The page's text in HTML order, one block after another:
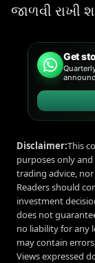
જાળવી રાખી
Get
Disclaimer:This
purposes only
trading advice,
Readers should
investment
does not
no liability for any
may contain
Views expressed